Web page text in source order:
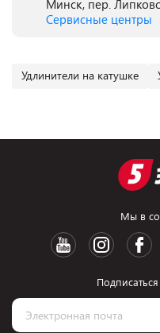
Минск, пер.
Сервисные центры
Удлинители на катушке
Мы в